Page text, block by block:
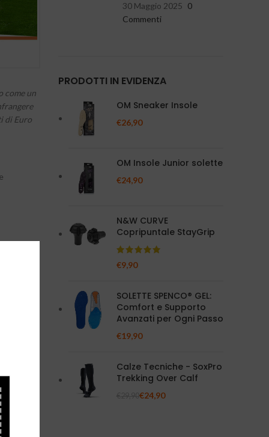
come un
di Euro
di
alle
30 Maggio 2025 0
Commenti
PRODOTTI IN EVIDENZA
OM Sneaker Insole
€26,90
OM Insole Junior solette
€24,90
N&W CURVE
Copripuntale StayGrip
€9,90
SOLETTE SPENCO® GEL:
Comfort e Supporto
Avanzati per Ogni Passo
€19,90
Calze Tecniche - SoxPro
Trekking Over Calf
€24,90